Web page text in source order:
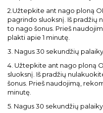
2.Užtepkite ant nago ploną
pagrindo sluoksnį. Iš pradžių
to nago šonus. Prieš
plakti apie 1 minutę.
3. Nagus 30 sekundžių
4. Užtepkite ant nago ploną
sluoksnį. Iš pradžių
šonus. Prieš naudojimą,
minutę.
5. Nagus 30 sekundžių